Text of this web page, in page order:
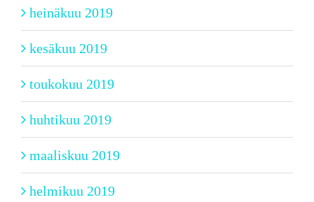
heinäkuu 2019
kesäkuu 2019
toukokuu 2019
huhtikuu 2019
maaliskuu 2019
helmikuu 2019